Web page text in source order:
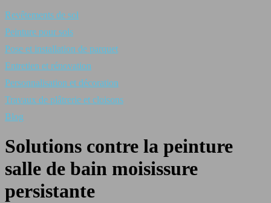
Revêtements de sol
Peinture pour sols
Pose et installation de parquet
Entretien et rénovation
Personnalisation et décoration
Travaux de plâtrerie et cloisons
Blog
Solutions contre la peinture
salle de bain moisissure
persistante